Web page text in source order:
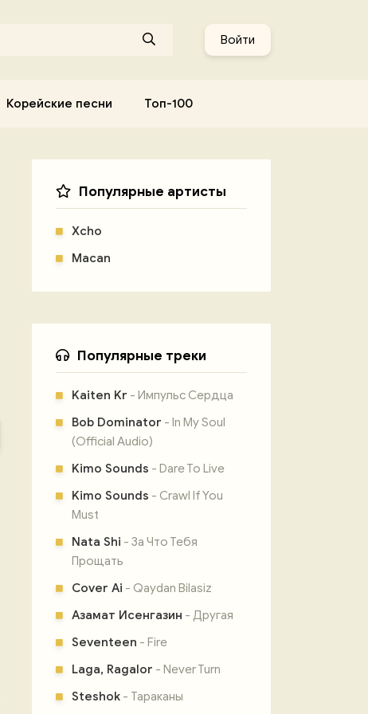
Войти
Корейские песни Топ-100
Популярные артисты
Xcho
Macan
Популярные треки
Kaiten Kr - Импульс Сердца
Bob Dominator - In My Soul
(Official Audio)
Kimo Sounds - Dare To Live
Kimo Sounds - Crawl If You
Must
Nata Shi - За Что Тебя
Прощать
Cover Ai - Qaydan Bilasiz
Азамат Исенгазин - Другая
Seventeen - Fire
Laga, Ragalor - Never Turn
Steshok - Тараканы